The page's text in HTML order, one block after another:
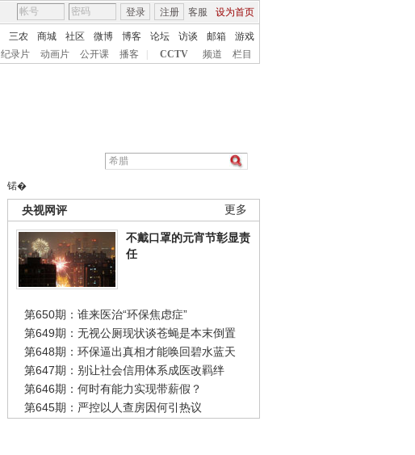
客服 设为首页
登录 注册
三农 商城 社区 微博 博客 论坛 访谈 邮箱
游戏
纪录片 动画片 公开课 播客 CCTV 频道 栏目
锘�
更多
央视网评
不戴口罩的元宵节彰显责
任
第650期：谁来医治“环保焦虑症”
第649期：无视公厕现状谈苍蝇是本末倒置
第648期：环保逼出真相才能唤回碧水蓝天
第647期：别让社会信用体系成医改羁绊
第646期：何时有能力实现带薪假？
第645期：严控以人查房因何引热议